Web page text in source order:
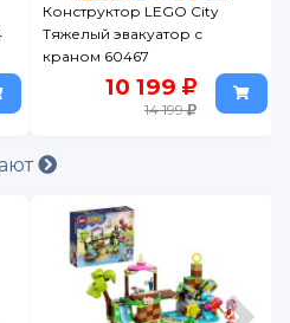
Конструктор LEGO City
Тяжелый эвакуатор с
краном 60467
10 199
14 199